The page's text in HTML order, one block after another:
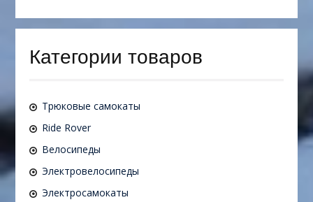
Категории товаров
Трюковые самокаты
Ride Rover
Велосипеды
Электровелосипеды
Электросамокаты